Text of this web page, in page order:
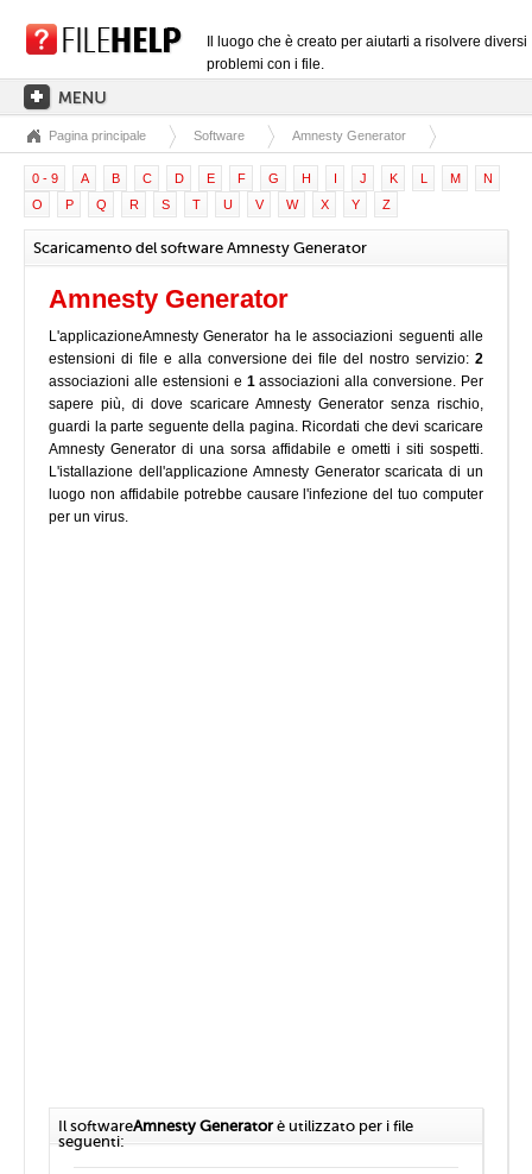
Il luogo che è creato per aiutarti a risolvere diversi
problemi con i file.
PAGINA PRINCIPALE
CATEGORIE DELLE ESTENSIONI
CATEGORIE DEI DRIVER
FILE DLL
CONVERSIONI DI FILE
SOFTWARE
Pagina principale Software Amnesty Generator
0 - 9 A B C D E F G H I J K L M
N
O
P Q R S T U V W X Y Z
Scaricamento del software Amnesty Generator
Amnesty Generator
L'applicazioneAmnesty Generator ha le associazioni seguenti alle
estensioni di file e alla conversione dei file del nostro servizio: 2
associazioni alle estensioni e 1associazioni alla conversione. Per
sapere più, di dove scaricare Amnesty Generator senza rischio,
guardi la parte seguente della pagina. Ricordati che devi scaricare
Amnesty Generator di una sorsa affidabile e ometti i siti sospetti.
L'istallazione dell'applicazione Amnesty Generator scaricata di un
luogo non affidabile potrebbe causare l'infezione del tuo computer
per un virus.
Il softwareAmnesty Generatorè utilizzato per i file
seguenti: